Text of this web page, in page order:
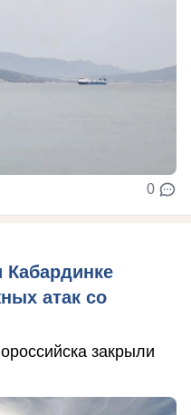
0
атак со
закрыли